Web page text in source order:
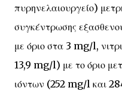
πυρηνελαιουργείο)
συγκέντρωσης
με όριο στα 3 mg/l,
13,9 mg/l) με το όριο
ιόντων (252 mg/l και